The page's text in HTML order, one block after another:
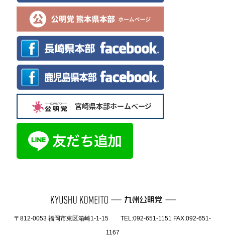
〒812-0053 福岡市東区箱崎1-1-15 TEL:092-651-1151 FAX:092-651-
1167